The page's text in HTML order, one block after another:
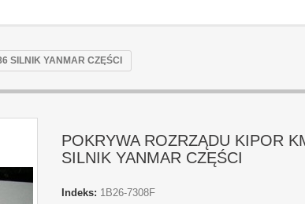
SILNIK YANMAR CZĘŚCI
POKRYWA ROZRZĄDU KIPOR
SILNIK YANMAR CZĘŚCI
Indeks: 1B26-7308F